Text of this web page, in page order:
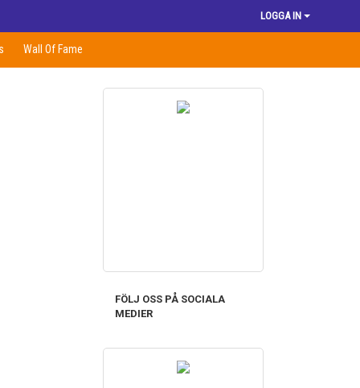
LOGGA IN
Wall Of Fame
FÖLJ OSS PÅ SOCIALA
MEDIER